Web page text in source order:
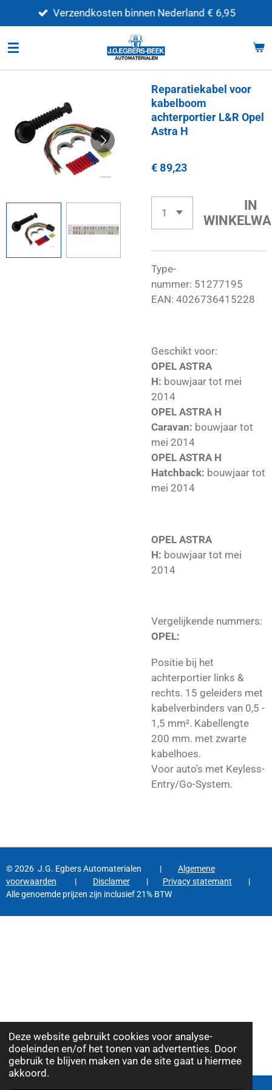
Deze website gebruikt cookies voor analyse-
doeleinden en/of het tonen van advertenties. Door
gebruik te blijven maken van de site gaat u hiermee
akkoord.
direct
naar
Verzendkosten binnen Nederland € 6,95
Reparatiekabel voor
kabelboom
achterportier L&R Opel
Astra H
€ 89,23
IN
Type-
nummer: 51277195
EAN: 4026736415228
Geschikt voor:
OPEL ASTRA
H: bouwjaar tot mei
2014
OPEL ASTRA H
Caravan: bouwjaar tot
mei 2014
OPEL ASTRA H
Hatchback: bouwjaar tot
mei 2014
OPEL ASTRA
H: bouwjaar tot mei
2014
Vergelijkende nummers:
OPEL:
Positie bij het
achterportier links &
rechts. 15 geleiders met
kabelverbinders van 0,5 -
1,5 mm². Kabellengte
200 mm. met zwarte
kabelhoes.
Voor auto's met Keyless-
Entry/Go-System.
© 2026 J.G. Egbers Automaterialen | Algemene
voorwaarden
| Disclamer | Privacy statemant |
Alle genoemde prijzen zijn inclusief 21% BTW